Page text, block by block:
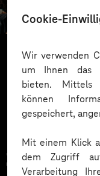
Cookie-
Wir verwenden
um Ihnen das
bieten. Mittels
können
gespeichert,
Mit einem Klick
dem Zugriff
Verarbeitung
Gut informiert
Zahlreiche